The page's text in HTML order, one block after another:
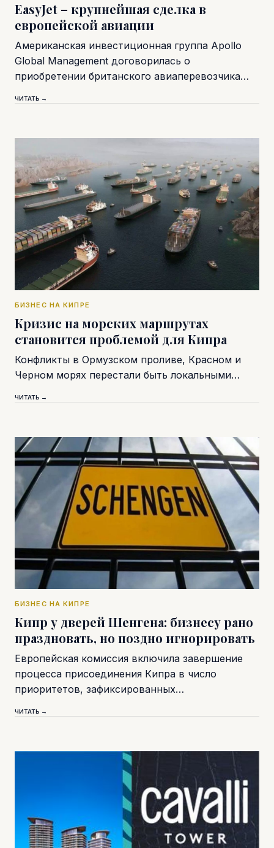
EasyJet – крупнейшая сделка в
европейской авиации
Американская инвестиционная группа Apollo
Global Management договорилась о
приобретении британского авиаперевозчика…
ЧИТАТЬ →
БИЗНЕС НА КИПРЕ
Кризис на морских маршрутах
становится проблемой для Кипра
Конфликты в Ормузском проливе, Красном и
Черном морях перестали быть локальными…
ЧИТАТЬ →
БИЗНЕС НА КИПРЕ
Кипр у дверей Шенгена: бизнесу рано
праздновать, но поздно игнорировать
Европейская комиссия включила завершение
процесса присоединения Кипра в число
приоритетов, зафиксированных…
ЧИТАТЬ →